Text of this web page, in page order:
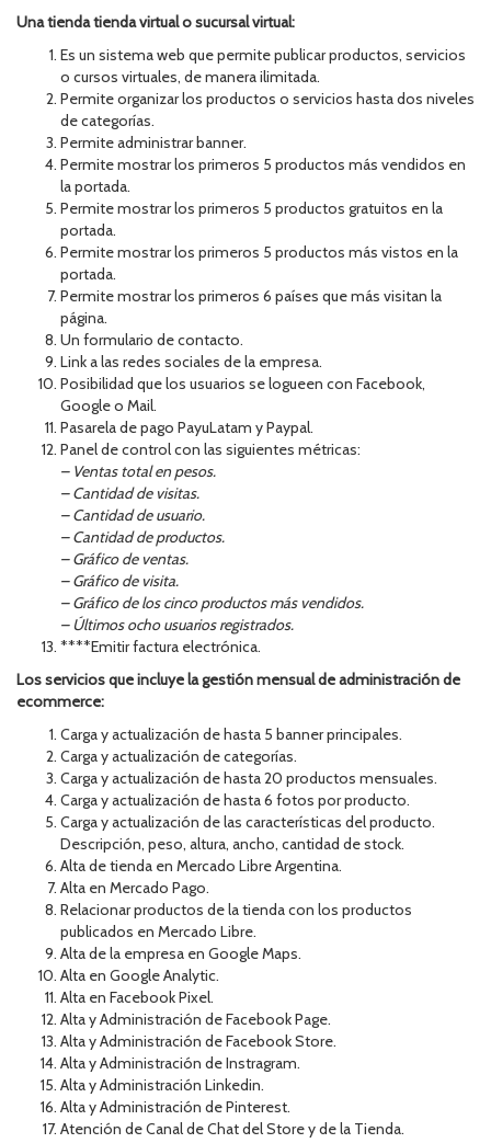
Una tienda tienda virtual o sucursal virtual:
Es un sistema web que permite publicar productos, servicios
o cursos virtuales, de manera ilimitada.
Permite organizar los productos o servicios hasta dos niveles
de categorías.
Permite administrar banner.
Permite mostrar los primeros 5 productos más vendidos en
la portada.
Permite mostrar los primeros 5 productos gratuitos en la
portada.
Permite mostrar los primeros 5 productos más vistos en la
portada.
Permite mostrar los primeros 6 países que más visitan la
página.
Un formulario de contacto.
Link a las redes sociales de la empresa.
Posibilidad que los usuarios se logueen con Facebook,
Google o Mail.
Pasarela de pago PayuLatam y Paypal.
Panel de control con las siguientes métricas:
– Ventas total en pesos.
– Cantidad de visitas.
– Cantidad de usuario.
– Cantidad de productos.
– Gráfico de ventas.
– Gráfico de visita.
– Gráfico de los cinco productos más vendidos.
– Últimos ocho usuarios registrados.
****Emitir factura electrónica.
Los servicios que incluye la gestión mensual de administración de
ecommerce:
Carga y actualización de hasta 5 banner principales.
Carga y actualización de categorías.
Carga y actualización de hasta 20 productos mensuales.
Carga y actualización de hasta 6 fotos por producto.
Carga y actualización de las características del producto.
Descripción, peso, altura, ancho, cantidad de stock.
Alta de tienda en Mercado Libre Argentina.
Alta en Mercado Pago.
Relacionar productos de la tienda con los productos
publicados en Mercado Libre.
Alta de la empresa en Google Maps.
Alta en Google Analytic.
Alta en Facebook Pixel.
Alta y Administración de Facebook Page.
Alta y Administración de Facebook Store.
Alta y Administración de Instragram.
Alta y Administración Linkedin.
Alta y Administración de Pinterest.
Atención de Canal de Chat del Store y de la Tienda.